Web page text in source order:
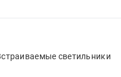
светильники